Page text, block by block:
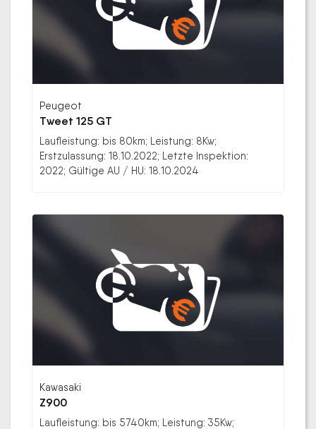
Peugeot
Tweet 125 GT
Laufleistung: bis 80km; Leistung: 8Kw;
Erstzulassung: 18.10.2022; Letzte Inspektion:
2022; Gültige AU / HU: 18.10.2024
Kawasaki
Z900
Laufleistung: bis 5740km; Leistung: 35Kw;